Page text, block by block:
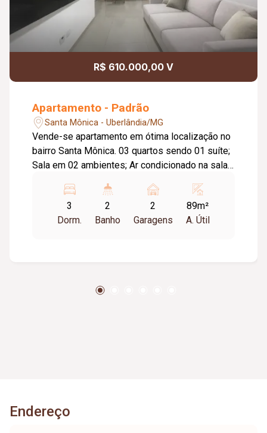
R$ 610.000,00 V
Apartamento - Padrão
Santa Mônica - Uberlândia/MG
Vende-se apartamento em ótima localização no
bairro Santa Mônica. 03 quartos sendo 01 suíte;
Sala em 02 ambientes; Ar condicionado na sala;
separada; Sacada; Sol da manhã; 02 vagas de
garagem.
3
Dorm.
2
Banho
2
Garagens
89m²
A. Útil
Endereço